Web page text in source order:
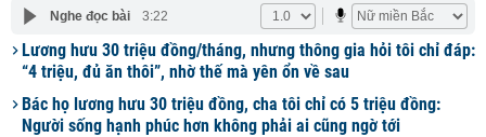
Nghe đọc bài 3:22
Lương hưu 30 triệu đồng/tháng, nhưng thông gia hỏi tôi chỉ đáp:
“4 triệu, đủ ăn thôi”, nhờ thế mà yên ổn về sau
Bác họ lương hưu 30 triệu đồng, cha tôi chỉ có 5 triệu đồng:
Người sống hạnh phúc hơn không phải ai cũng ngờ tới